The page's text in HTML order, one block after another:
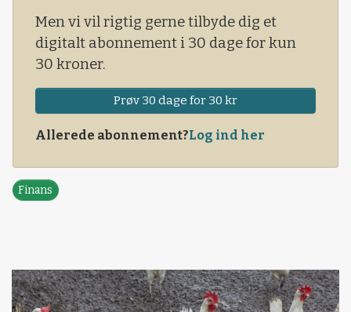
Men vi vil rigtig gerne tilbyde dig et
digitalt abonnement i 30 dage for kun
30 kroner.
Prøv 30 dage for 30 kr
Allerede abonnement?Log ind her
Finans